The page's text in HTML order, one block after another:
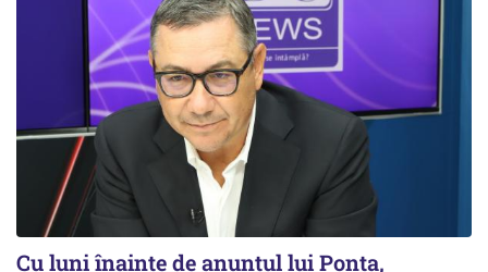
Cu luni înainte de anunțul lui Ponta,